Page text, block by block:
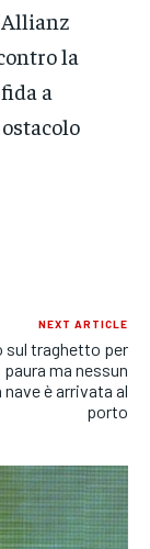
la
a
NEXT ARTICLE
sul traghetto per
ma nessun
è arrivata al
porto